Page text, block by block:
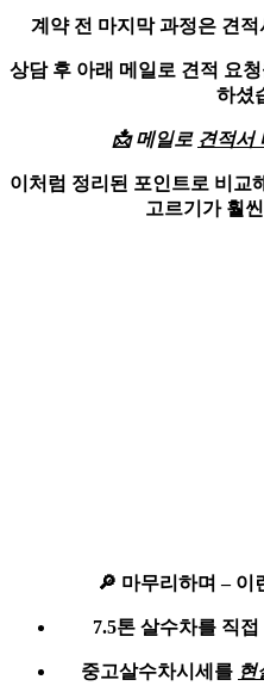
계약 전 마지막 과정은 견
상담 후 아래 메일로 견적 요
하셨
📩메일로 견적서
이처럼 정리된 포인트로 비교
고르기가 훨
🔎 마무리하며 – 이
7.5톤 살수차를 직접
중고살수차시세를 현